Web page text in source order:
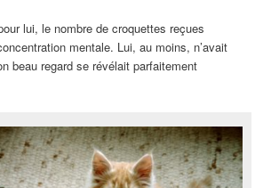
lui, le nombre de croquettes reçues
mentale. Lui, au moins, n’avait
beau regard se révélait parfaitement